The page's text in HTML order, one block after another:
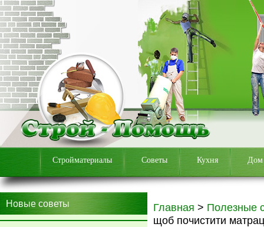
Стройматериалы Советы Кухня Дом
Новые советы Главная > Полезные
щоб почистити